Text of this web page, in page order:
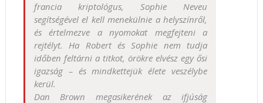
francia kriptológus, Sophie Neveu
segítségével el kell menekülnie a helyszínről,
és értelmezve a nyomokat megfejteni a
rejtélyt. Ha Robert és Sophie nem tudja
időben feltárni a titkot, örökre elvész egy ősi
igazság – és mindkettejük élete veszélybe
kerül.
Dan Brown megasikerének az ifjúság